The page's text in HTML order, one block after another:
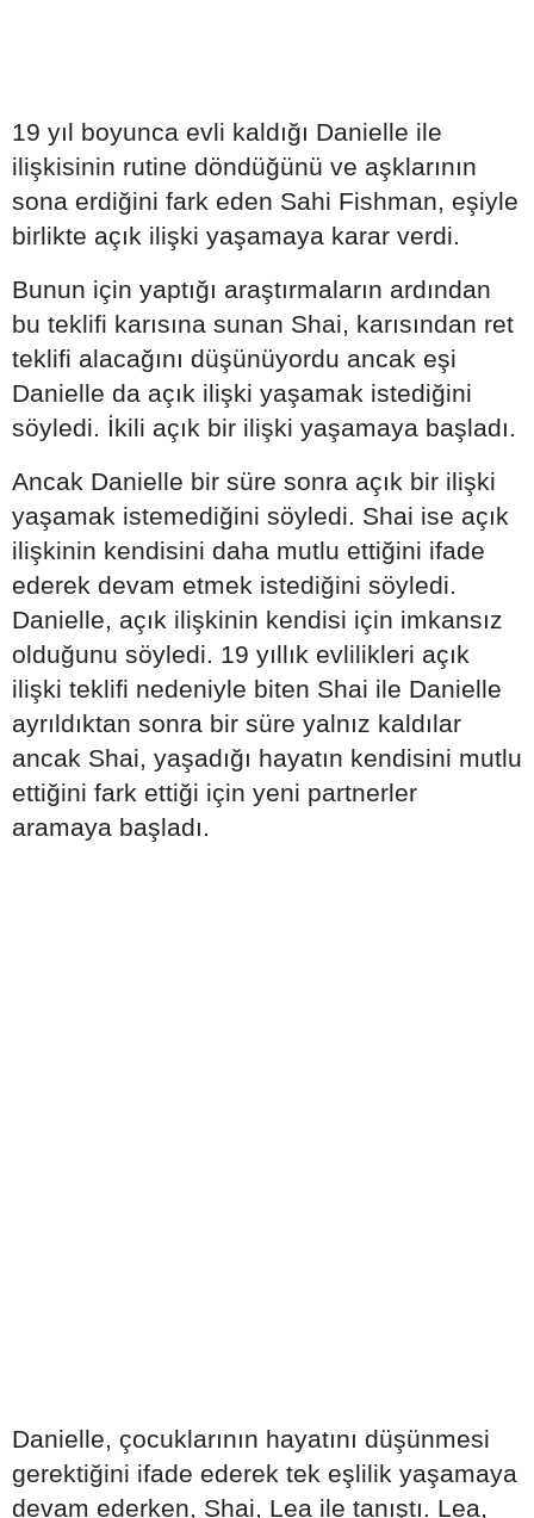
19 yıl boyunca evli kaldığı Danielle ile
ilişkisinin rutine döndüğünü ve aşklarının
sona erdiğini fark eden Sahi Fishman, eşiyle
birlikte açık ilişki yaşamaya karar verdi.
Bunun için yaptığı araştırmaların ardından
bu teklifi karısına sunan Shai, karısından ret
teklifi alacağını düşünüyordu ancak eşi
Danielle da açık ilişki yaşamak istediğini
söyledi. İkili açık bir ilişki yaşamaya başladı.
Ancak Danielle bir süre sonra açık bir ilişki
yaşamak istemediğini söyledi. Shai ise açık
ilişkinin kendisini daha mutlu ettiğini ifade
ederek devam etmek istediğini söyledi.
Danielle, açık ilişkinin kendisi için imkansız
olduğunu söyledi. 19 yıllık evlilikleri açık
ilişki teklifi nedeniyle biten Shai ile Danielle
ayrıldıktan sonra bir süre yalnız kaldılar
ancak Shai, yaşadığı hayatın kendisini mutlu
ettiğini fark ettiği için yeni partnerler
aramaya başladı.
Danielle, çocuklarının hayatını düşünmesi
gerektiğini ifade ederek tek eşlilik yaşamaya
devam ederken, Shai, Lea ile tanıştı. Lea,